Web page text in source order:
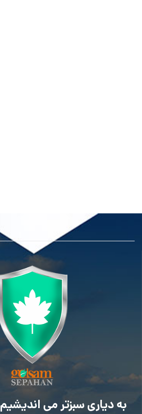
به دیاری سبزتر می اندیشیم